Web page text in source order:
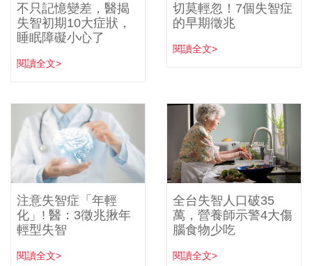
不只記憶變差，醫揭
失智初期10大症狀，
睡眠障礙小心了
閱讀全文>
切莫輕忽！7個失智症
的早期徵兆
閱讀全文>
注意失智症「年輕
化」! 醫：3徵兆揪年
輕型失智
閱讀全文>
全台失智人口破35
萬，營養師示警4大傷
腦食物少吃
閱讀全文>